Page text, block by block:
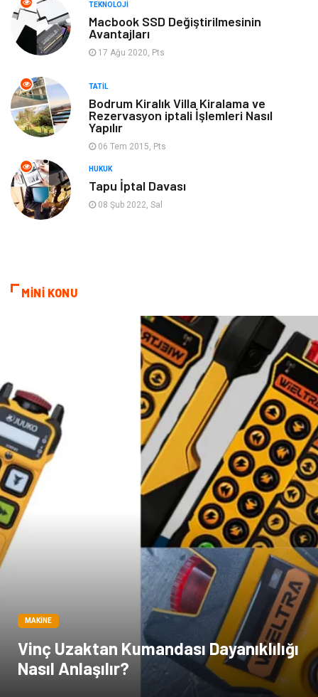
Turizm Spor Malzemeleri
Hediyelik Eşya
oyun alanları
Blogroll
Cruise
Güzellik
TEKNOLOJI
Macbook SSD Değiştirilmesinin
Avantajları
17 Ağu 2020, Pts
TATIL
Bodrum Kiralık Villa Kiralama ve
Rezervasyon iptali İşlemleri Nasıl
Yapılır
06 Tem 2015, Pts
HUKUK
Tapu İptal Davası
08 Şub 2022, Sal
MİNİ KONU
MAKINE
Vinç Uzaktan Kumandası Dayanıklılığı
Nasıl Anlaşılır?